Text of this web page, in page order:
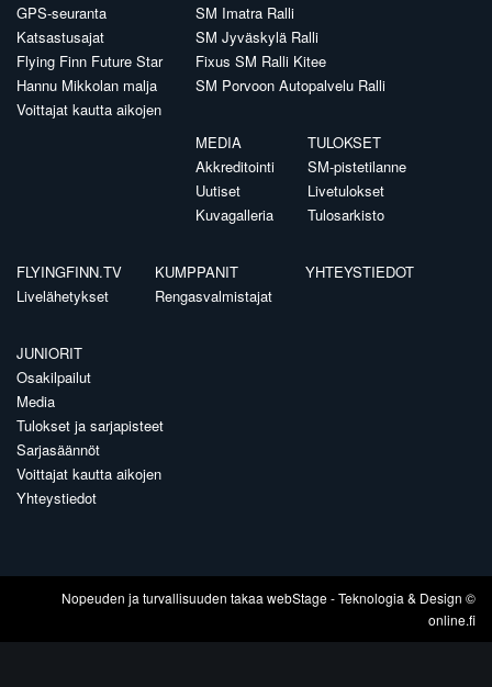
GPS-seuranta
Katsastusajat
Flying Finn Future Star
Hannu Mikkolan malja
Voittajat kautta aikojen
SM Imatra Ralli
SM Jyväskylä Ralli
Fixus SM Ralli Kitee
SM Porvoon Autopalvelu Ralli
MEDIA
Akkreditointi
Uutiset
Kuvagalleria
TULOKSET
SM-pistetilanne
Livetulokset
Tulosarkisto
FLYINGFINN.TV
Livelähetykset
KUMPPANIT
Rengasvalmistajat
YHTEYSTIEDOT
JUNIORIT
Osakilpailut
Media
Tulokset ja sarjapisteet
Sarjasäännöt
Voittajat kautta aikojen
Yhteystiedot
Nopeuden ja turvallisuuden takaa webStage- Teknologia & Design ©
online.fi